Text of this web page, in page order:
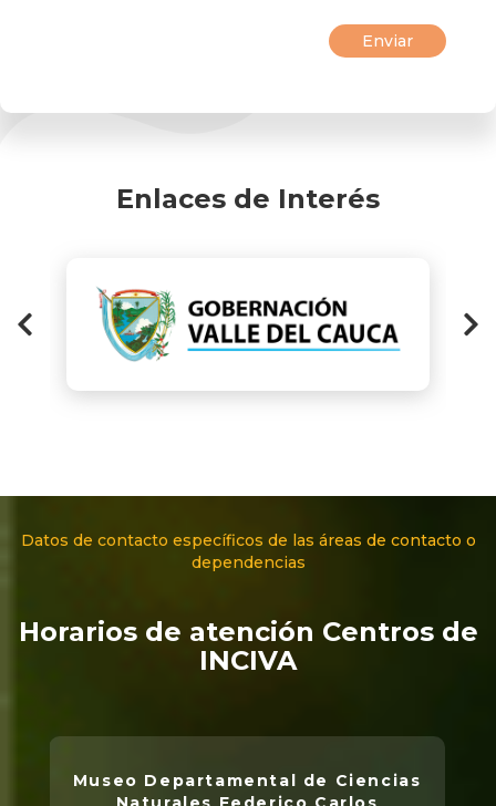
Enlaces de Interés
Datos de contacto específicos de las áreas de contacto o
dependencias
Horarios de atención Centros de
INCIVA
Museo Departamental de Ciencias